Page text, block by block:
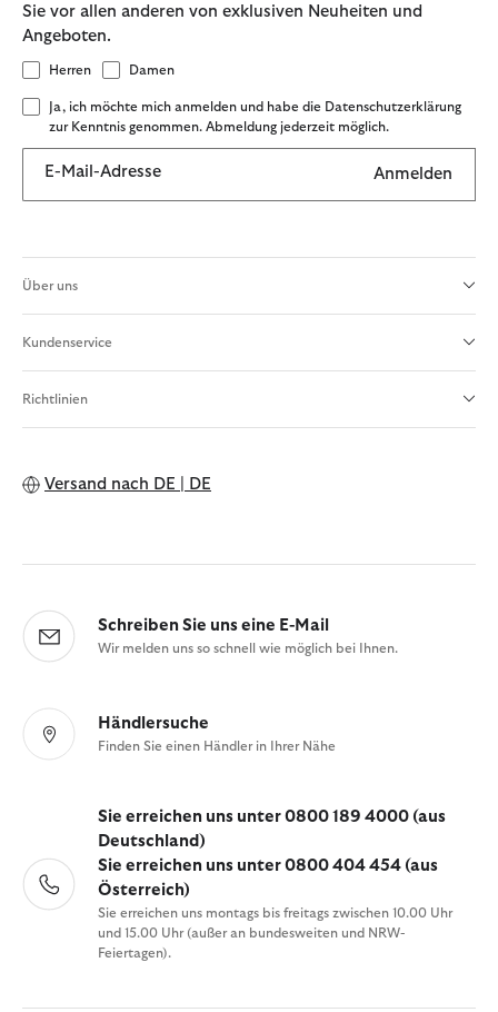
Sie vor allen anderen von exklusiven Neuheiten und
Angeboten.
Herren Damen
Ja, ich möchte mich anmelden und habe die Datenschutzerklärung
zur Kenntnis genommen. Abmeldung jederzeit möglich.
E-Mail-Adresse Anmelden
Über uns
Kundenservice
Richtlinien
Versand nach DE | DE
Schreiben Sie uns eine E-Mail
Wir melden uns so schnell wie möglich bei Ihnen.
Händlersuche
Finden Sie einen Händler in Ihrer Nähe
Sie erreichen uns unter 0800 189 4000 (aus
Deutschland)
Sie erreichen uns unter 0800 404 454 (aus
Österreich)
Sie erreichen uns montags bis freitags zwischen 10.00 Uhr
und 15.00 Uhr (außer an bundesweiten und NRW-
Feiertagen).